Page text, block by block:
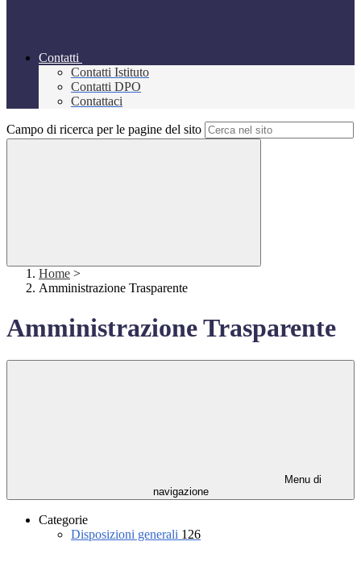
Contatti
Contatti Istituto
Contatti DPO
Contattaci
Campo di ricerca per le pagine del sito
Home >
Amministrazione Trasparente
Amministrazione Trasparente
Menu di
navigazione
Categorie
Disposizioni generali 126